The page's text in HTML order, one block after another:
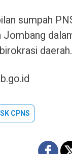
sumpah
daerah.
SK CPNS